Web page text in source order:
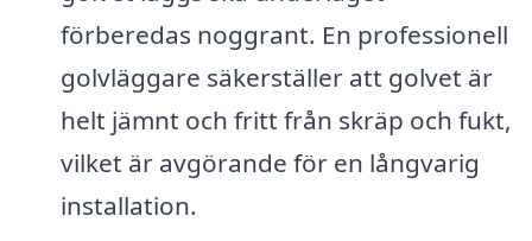
förberedas noggrant. En professionell
golvläggare säkerställer att golvet är
helt jämnt och fritt från skräp och fukt,
vilket är avgörande för en långvarig
installation.